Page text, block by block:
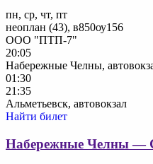
пн, ср, чт, пт
неоплан (43), в850оу156
ООО "ПТП-7"
20:05
Набережные Челны,
01:30
21:35
Альметьевск, автовокзал
Найти билет
Набережные Челны —